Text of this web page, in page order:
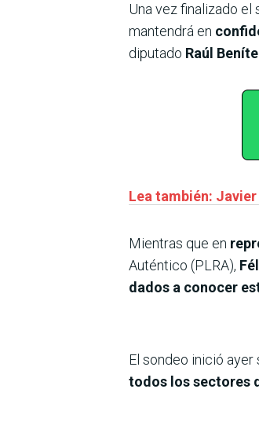
Una vez finalizado
mantendrá en
diputado Raúl
Lea también:
Mientras que en
Auténtico (PLRA),
dados a conocer
El sondeo inició ayer
todos los sectores